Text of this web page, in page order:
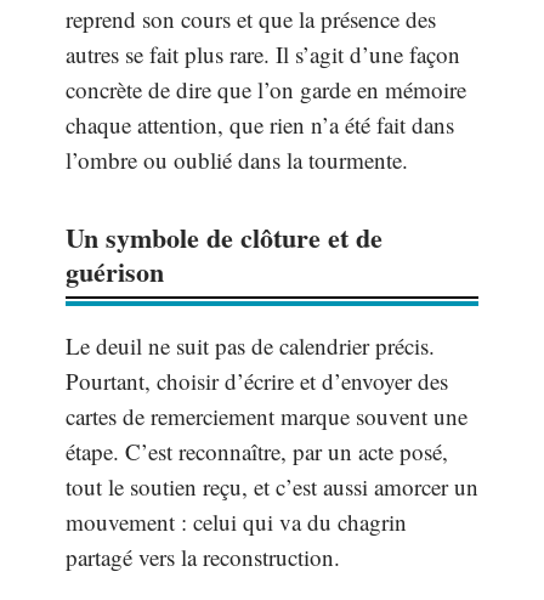
reprend son cours et que la présence des
autres se fait plus rare. Il s’agit d’une façon
concrète de dire que l’on garde en mémoire
chaque attention, que rien n’a été fait dans
l’ombre ou oublié dans la tourmente.
Un symbole de clôture et de
guérison
Le deuil ne suit pas de calendrier précis.
Pourtant, choisir d’écrire et d’envoyer des
cartes de remerciement marque souvent une
étape. C’est reconnaître, par un acte posé,
tout le soutien reçu, et c’est aussi amorcer un
mouvement : celui qui va du chagrin
partagé vers la reconstruction.